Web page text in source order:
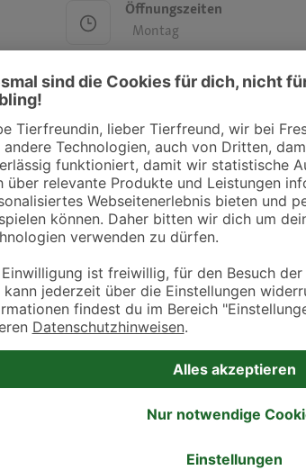
Öffnungszeiten
Montag
Dienstag
Donnerstag
Freitag
Samstag
Öffnungszeiten
Montag